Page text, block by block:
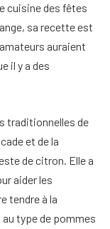
cuisine des fêtes
sa recette est
auraient
il y a des
traditionnelles de
et de la
de citron. Elle a
aider les
tendre à la
type de pommes